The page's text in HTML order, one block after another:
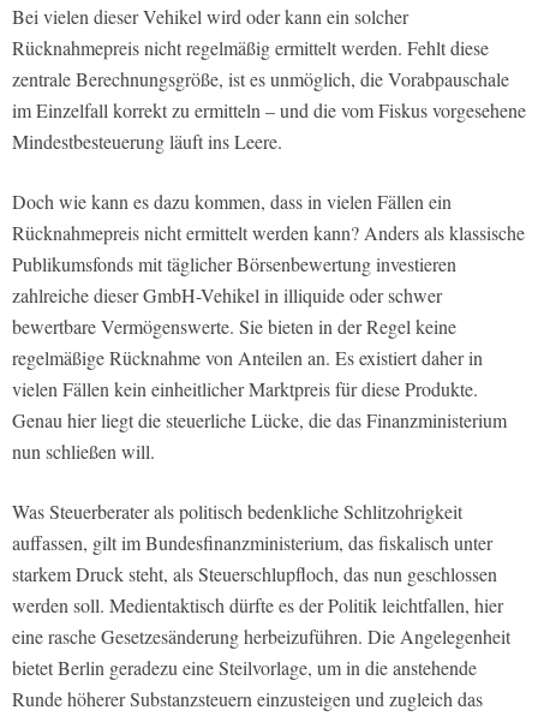
Bei vielen dieser Vehikel wird oder kann ein solcher
Rücknahmepreis nicht regelmäßig ermittelt werden. Fehlt diese
zentrale Berechnungsgröße, ist es unmöglich, die Vorabpauschale
im Einzelfall korrekt zu ermitteln – und die vom Fiskus vorgesehene
Mindestbesteuerung läuft ins Leere.
Doch wie kann es dazu kommen, dass in vielen Fällen ein
Rücknahmepreis nicht ermittelt werden kann? Anders als klassische
Publikumsfonds mit täglicher Börsenbewertung investieren
zahlreiche dieser GmbH-Vehikel in illiquide oder schwer
bewertbare Vermögenswerte. Sie bieten in der Regel keine
regelmäßige Rücknahme von Anteilen an. Es existiert daher in
vielen Fällen kein einheitlicher Marktpreis für diese Produkte.
Genau hier liegt die steuerliche Lücke, die das Finanzministerium
nun schließen will.
Was Steuerberater als politisch bedenkliche Schlitzohrigkeit
auffassen, gilt im Bundesfinanzministerium, das fiskalisch unter
starkem Druck steht, als Steuerschlupfloch, das nun geschlossen
werden soll. Medientaktisch dürfte es der Politik leichtfallen, hier
eine rasche Gesetzesänderung herbeizuführen. Die Angelegenheit
bietet Berlin geradezu eine Steilvorlage, um in die anstehende
Runde höherer Substanzsteuern einzusteigen und zugleich das